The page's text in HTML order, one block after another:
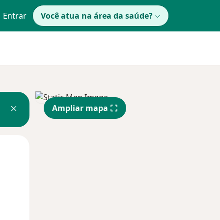
Entrar Você atua na área da saúde?
Ampliar mapa